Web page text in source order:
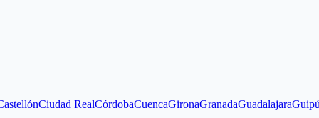
Ciudad RealCórdobaCuencaGironaGranadaGuadalajaraGuipúzcoa